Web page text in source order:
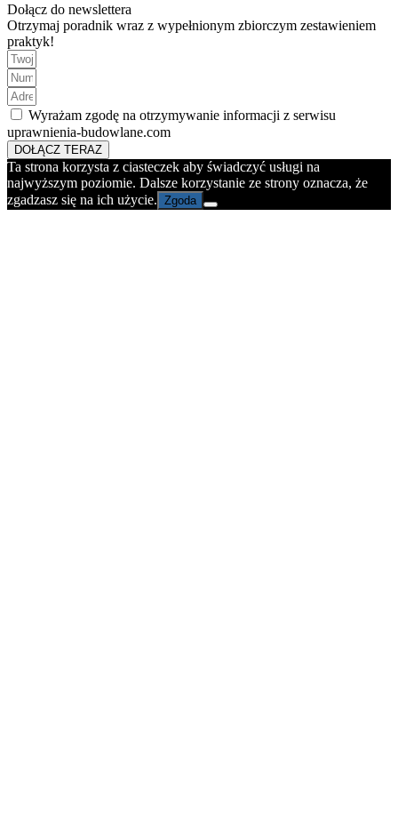
Dołącz do newslettera
Otrzymaj poradnik wraz z wypełnionym zbiorczym zestawieniem
praktyk!
Wyrażam zgodę na otrzymywanie informacji z serwisu
uprawnienia-budowlane.com
DOŁĄCZ TERAZ
Ta strona korzysta z ciasteczek aby świadczyć usługi na
najwyższym poziomie. Dalsze korzystanie ze strony oznacza, że
zgadzasz się na ich użycie. Zgoda